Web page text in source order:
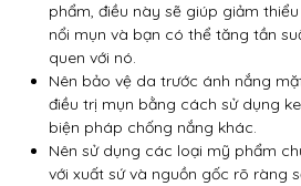
phẩm, điều này sẽ giúp giảm
nổi mụn và bạn có thể tăng tần
quen với nó.
Nên bảo vệ da trước ánh nắng
điều trị mụn bằng cách sử dụng
biện pháp chống nắng khác.
Nên sử dụng các loại mỹ phẩm
với xuất sứ và nguồn gốc rõ ràng